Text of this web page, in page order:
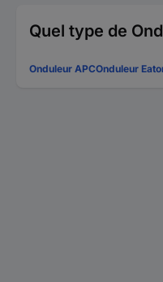
Quel type de
Onduleur APCOnduleur